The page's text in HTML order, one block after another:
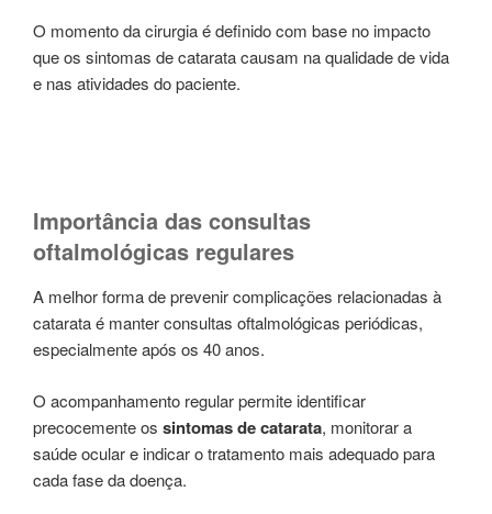
O momento da cirurgia é definido com base no impacto
que os sintomas de catarata causam na qualidade de vida
e nas atividades do paciente.
Importância das consultas
oftalmológicas regulares
A melhor forma de prevenir complicações relacionadas à
catarata é manter consultas oftalmológicas periódicas,
especialmente após os 40 anos.
O acompanhamento regular permite identificar
precocemente os sintomas de catarata, monitorar a
saúde ocular e indicar o tratamento mais adequado para
cada fase da doença.